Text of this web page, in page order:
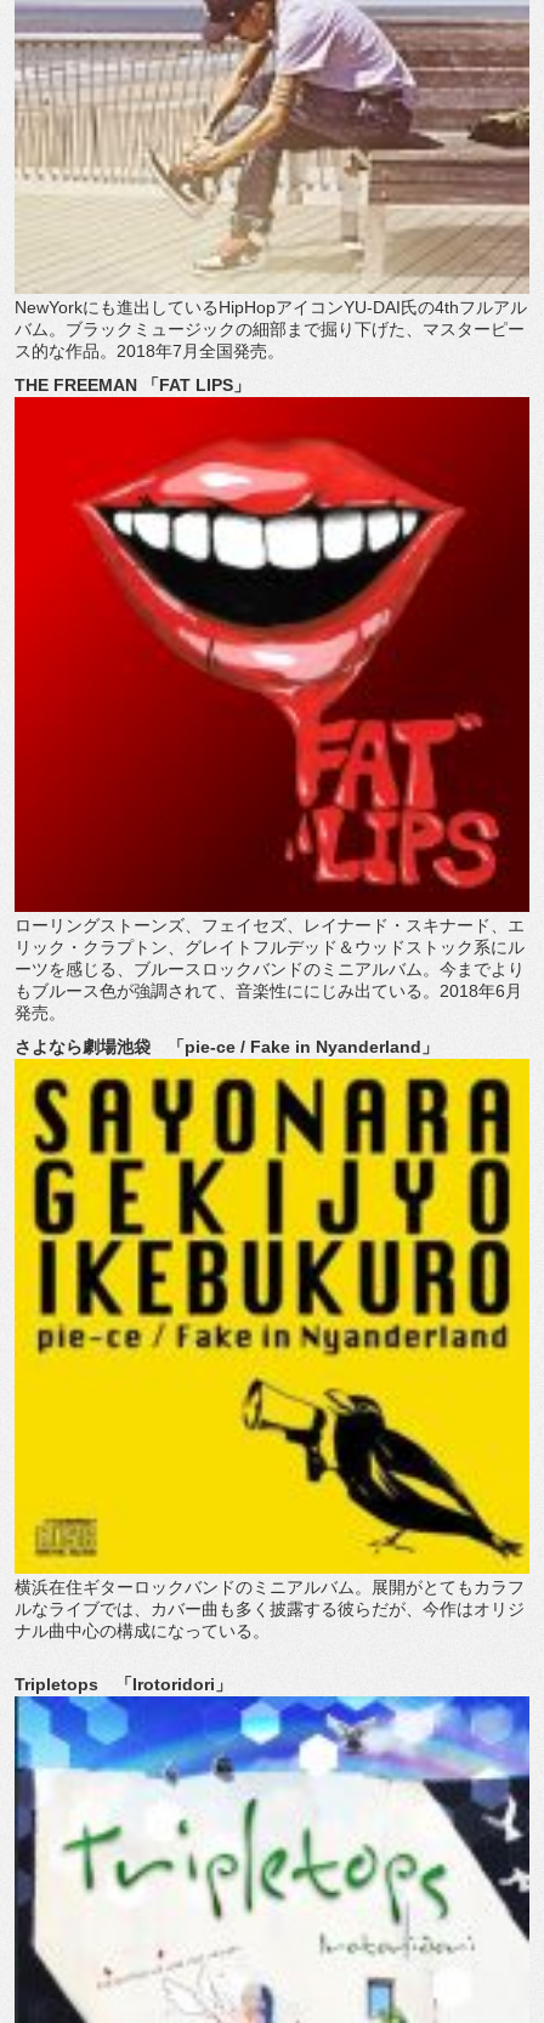
NewYorkにも進出しているHipHopアイコンYU-DAI氏の4thフルアル
バム。ブラックミュージックの細部まで掘り下げた、マスターピー
ス的な作品。2018年7月全国発売。
THE FREEMAN 「FAT LIPS」
ローリングストーンズ、フェイセズ、レイナード・スキナード、エ
リック・クラプトン、グレイトフルデッド＆ウッドストック系にル
ーツを感じる、ブルースロックバンドのミニアルバム。今までより
もブルース色が強調されて、音楽性ににじみ出ている。2018年6月
発売。
さよなら劇場池袋 「pie-ce / Fake in Nyanderland」
横浜在住ギターロックバンドのミニアルバム。展開がとてもカラフ
ルなライブでは、カバー曲も多く披露する彼らだが、今作はオリジ
ナル曲中心の構成になっている。
Tripletops 「Irotoridori」